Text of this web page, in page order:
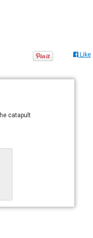
Like
catapult